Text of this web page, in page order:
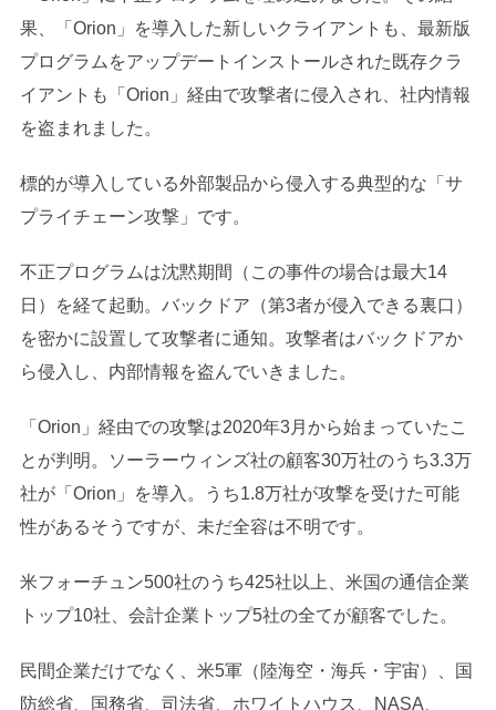
果、「Orion」を導入した新しいクライアントも、最新版
プログラムをアップデートインストールされた既存クラ
イアントも「Orion」経由で攻撃者に侵入され、社内情報
を盗まれました。
標的が導入している外部製品から侵入する典型的な「サ
プライチェーン攻撃」です。
不正プログラムは沈黙期間（この事件の場合は最大14
日）を経て起動。バックドア（第3者が侵入できる裏口）
を密かに設置して攻撃者に通知。攻撃者はバックドアか
ら侵入し、内部情報を盗んでいきました。
「Orion」経由での攻撃は2020年3月から始まっていたこ
とが判明。ソーラーウィンズ社の顧客30万社のうち3.3万
社が「Orion」を導入。うち1.8万社が攻撃を受けた可能
性があるそうですが、未だ全容は不明です。
米フォーチュン500社のうち425社以上、米国の通信企業
トップ10社、会計企業トップ5社の全てが顧客でした。
民間企業だけでなく、米5軍（陸海空・海兵・宇宙）、国
防総省、国務省、司法省、ホワイトハウス、NASA、